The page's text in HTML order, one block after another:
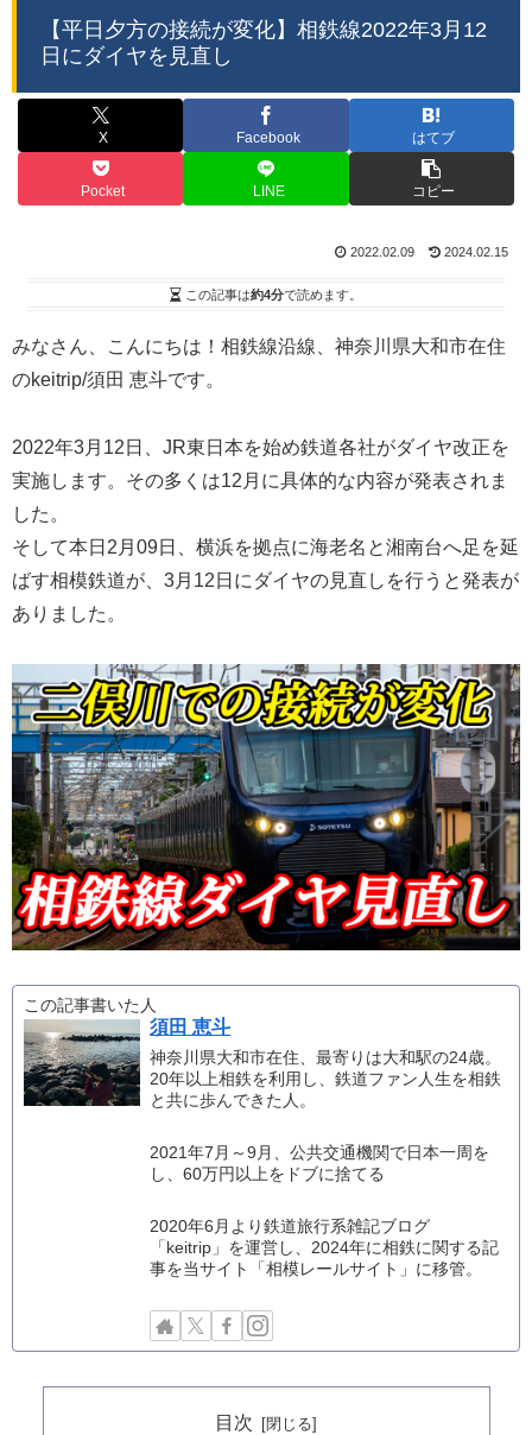
【平日夕方の接続が変化】相鉄線2022年3月12
日にダイヤを見直し
X Facebook はてブ
Pocket LINE コピー
2022.02.09 2024.02.15
この記事は約4分で読めます。
みなさん、こんにちは！相鉄線沿線、神奈川県大和市在住
のkeitrip/須田 恵斗です。
2022年3月12日、JR東日本を始め鉄道各社がダイヤ改正を
実施します。その多くは12月に具体的な内容が発表されま
した。
そして本日2月09日、横浜を拠点に海老名と湘南台へ足を延
ばす相模鉄道が、3月12日にダイヤの見直しを行うと発表が
ありました。
この記事書いた人
須田 恵斗
神奈川県大和市在住、最寄りは大和駅の24歳。
20年以上相鉄を利用し、鉄道ファン人生を相鉄
と共に歩んできた人。
2021年7月～9月、公共交通機関で日本一周を
し、60万円以上をドブに捨てる
2020年6月より鉄道旅行系雑記ブログ
「keitrip」を運営し、2024年に相鉄に関する記
事を当サイト「相模レールサイト」に移管。
目次